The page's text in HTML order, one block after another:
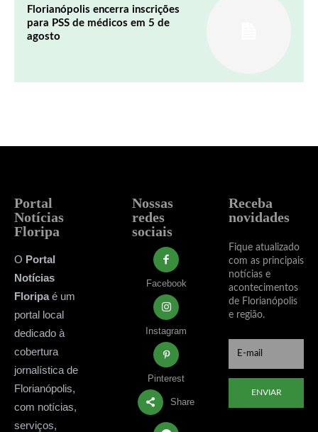
Florianópolis encerra inscrições
para PSS de médicos em 5 de
agosto
Portal
Notícias
Floripa
O Portal
Notícias
Floripaé um
portal local
dedicado à
cobertura
jornalística de
Florianópolis,
com notícias,
serviços,
Nossas
redes
sociais
Facebook
Instagram
Pinterest
Share
Receba
novidades
Fique atualizado
com as principais
notícias e
acontecimentos
de Florianópolis
e região.
ENVIAR